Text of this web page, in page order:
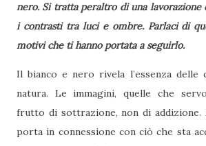
nero. Si tratta peraltro di una lavorazione
i contrasti tra luci e ombre. Parlaci di
motivi che ti hanno portata a seguirlo.
Il bianco e nero rivela l’essenza delle
natura. Le immagini, quelle che
frutto di sottrazione, non di addizione.
porta in connessione con ciò che sta